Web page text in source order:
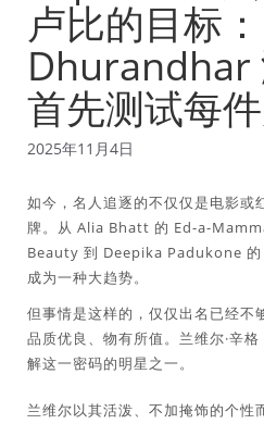
卢比的目标：
Dhurandhar
首先测试每件
2025年11月4日
如今，名人追逐的不仅仅是电影或
牌。从 Alia Bhatt 的 Ed-a-
Beauty 到 Deepika Padukone 的
成为一种大趋势。
但事情是这样的，仅仅出名已经不
品质优良、物有所值。兰维尔·辛
解这一密码的明星之一。
兰维尔以其活泼、不加掩饰的个性